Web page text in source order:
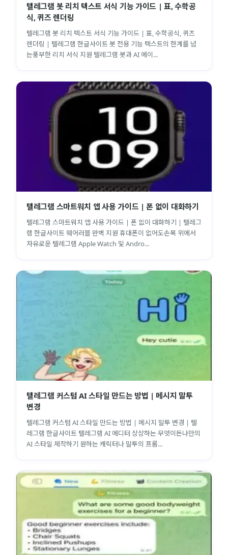
텔레그램 봇 리치 텍스트 서식 기능 가이드 | 표, 수학공
식, 퀴즈 렌더링
텔레그램 봇 리치 텍스트 서식 기능 가이드 | 표, 수학공식, 퀴즈
렌더링 | 텔레그램 한글사이트 봇 전용 기능 텍스트의 한계를 넘
는풍부한 리치 서식 지원 텔레그램 봇과 AI 에이...
텔레그램 스마트워치 앱 사용 가이드 | 폰 없이 대화하기
텔레그램 스마트워치 앱 사용 가이드 | 폰 없이 대화하기 | 텔레그
램 한글사이트 웨어러블 완벽 지원 휴대폰이 없어도손목 위에서
자유로운 텔레그램 Apple Watch 및 Andro...
텔레그램 커스텀 AI 스타일 만드는 방법 | 메시지 말투
변경
텔레그램 커스텀 AI 스타일 만드는 방법 | 메시지 말투 변경 | 텔
레그램 한글사이트 텔레그램 AI 에디터 상상하는 무엇이든나만의
AI 스타일 제작하기 원하는 캐릭터나 말투의 프롬...